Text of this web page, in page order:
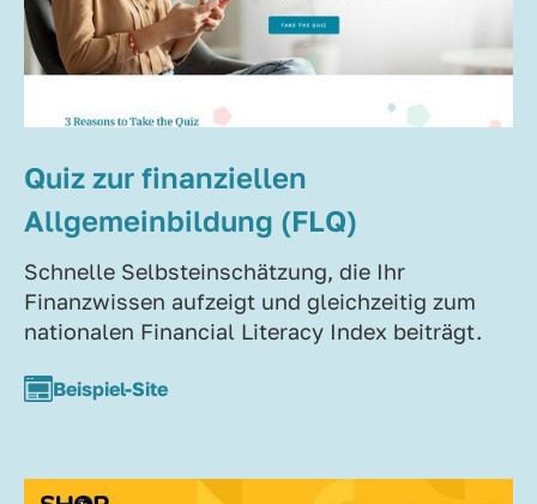
Quiz zur finanziellen
Allgemeinbildung (FLQ)
Schnelle Selbsteinschätzung, die Ihr
Finanzwissen aufzeigt und gleichzeitig zum
nationalen Financial Literacy Index beiträgt.
Beispiel-Site